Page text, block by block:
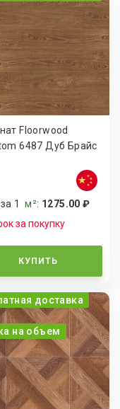
Floorwood
6487 Дуб Брайс
за 1м²: 1275.00 ₽
за покупку
КУПИТЬ
доставка
на объем